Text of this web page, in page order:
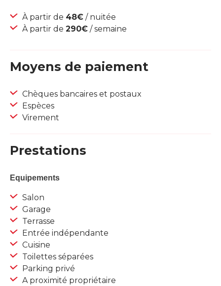
À partir de 48€ / nuitée
À partir de 290€ / semaine
Moyens de paiement
Chèques bancaires et postaux
Espèces
Virement
Prestations
Equipements
Salon
Garage
Terrasse
Entrée indépendante
Cuisine
Toilettes séparées
Parking privé
A proximité propriétaire